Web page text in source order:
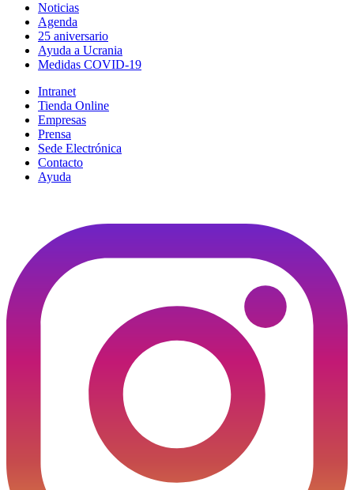
Noticias
Agenda
25 aniversario
Ayuda a Ucrania
Medidas COVID-19
Intranet
Tienda Online
Empresas
Prensa
Sede Electrónica
Contacto
Ayuda